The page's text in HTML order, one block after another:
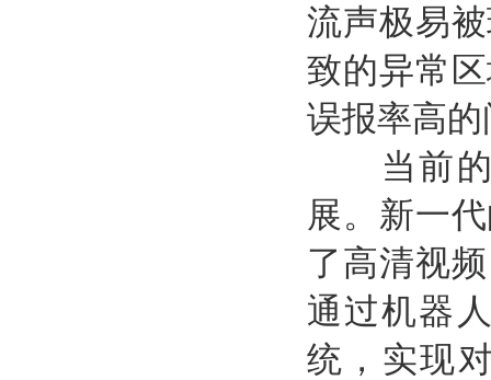
流声极易
致的异常
误报率高
当前的
展。新一
了高清视
通过机器
统，实现